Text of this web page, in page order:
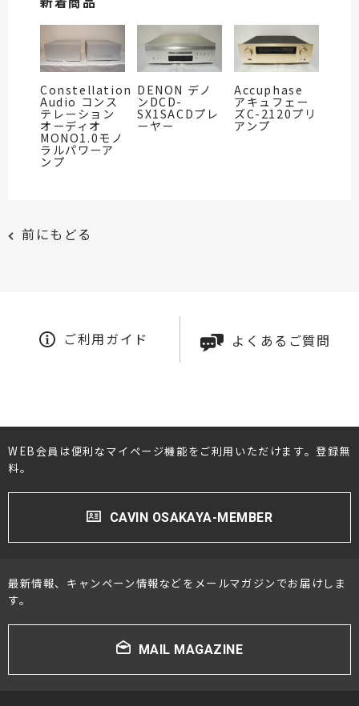
Constellation
Audio コンス
テレーション
オーディオ
MONO1.0モノ
ラルパワーア
ンプ
DENON デノ
ンDCD-
SX1SACDプレ
ーヤー
Accuphase
アキュフェー
ズC-2120プリ
アンプ
前にもどる
ご利用ガイド よくあるご質問
WEB会員は便利なマイページ機能をご利用いただけます。登録無
料。
CAVIN OSAKAYA-MEMBER
最新情報、キャンペーン情報などをメールマガジンでお届けしま
す。
MAIL MAGAZINE